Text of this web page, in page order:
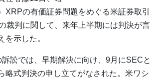
XRPの有価証券問題をめぐる米証券取引
裁判に関して、来年上半期には判決が言
を示した。
訟では、早期解決に向け、9月にSECと
略式判決の申し立てがなされた。米ワシ